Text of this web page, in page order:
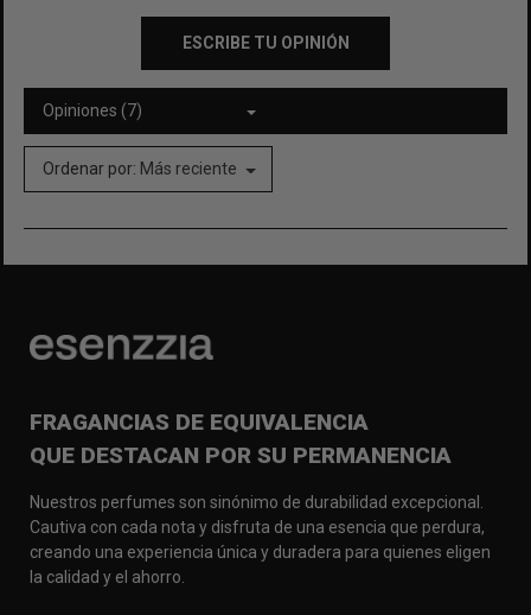
ESCRIBE TU OPINIÓN
Opiniones (7)
Ordenar por: Más reciente
FRAGANCIAS DE EQUIVALENCIA
QUE DESTACAN POR SU PERMANENCIA
Nuestros perfumes son sinónimo de durabilidad excepcional.
Cautiva con cada nota y disfruta de una esencia que perdura,
creando una experiencia única y duradera para quienes eligen
la calidad y el ahorro.